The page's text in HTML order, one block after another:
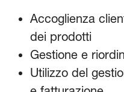
Accoglienza
dei prodotti
Gestione e
Utilizzo del